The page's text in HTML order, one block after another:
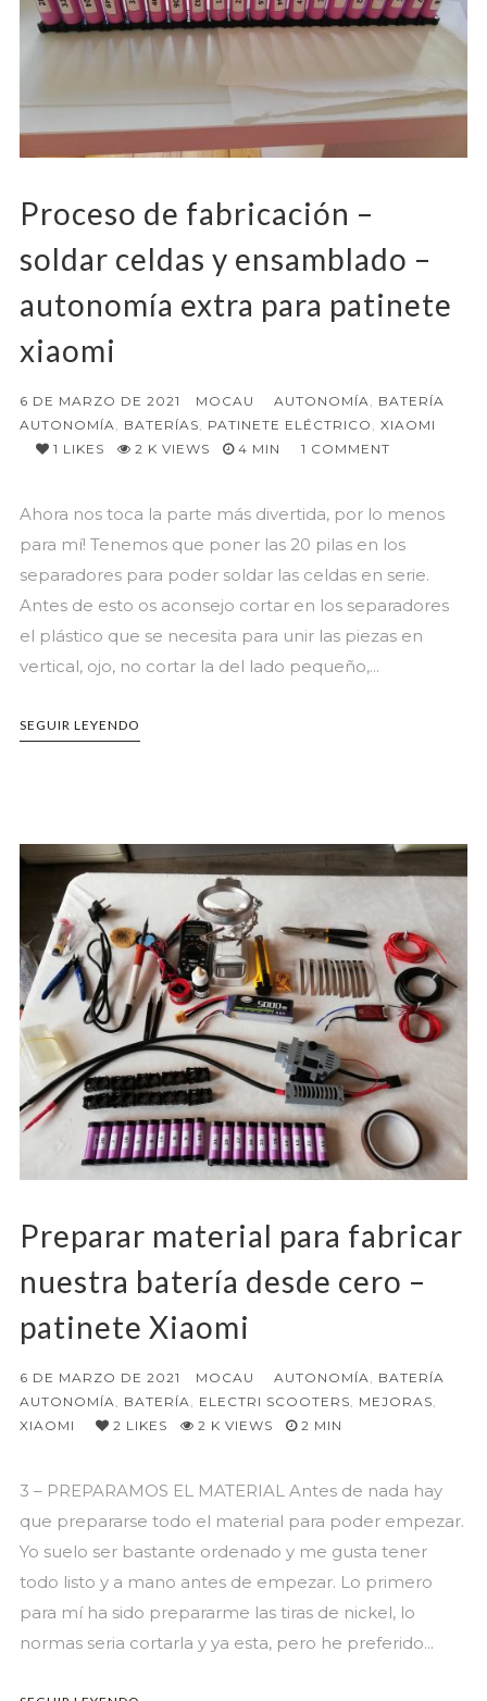
Proceso de fabricación –
soldar celdas y ensamblado –
autonomía extra para patinete
xiaomi
6 DE MARZO DE 2021 MOCAU AUTONOMÍA
BATERÍA
AUTONOMÍA
BATERÍAS PATINETE ELÉCTRICO
XIAOMI
1 LIKES 2 K VIEWS 4 MIN 1 COMMENT
Ahora nos toca la parte más divertida, por lo menos
para mí! Tenemos que poner las 20 pilas en los
separadores para poder soldar las celdas en serie.
Antes de esto os aconsejo cortar en los separadores
el plástico que se necesita para unir las piezas en
vertical, ojo, no cortar la del lado pequeño,...
SEGUIR LEYENDO
Preparar material para fabricar
nuestra batería desde cero –
patinete Xiaomi
6 DE MARZO DE 2021 MOCAU AUTONOMÍA, BATERÍA
AUTONOMÍA, BATERÍA, ELECTRI SCOOTERS, MEJORAS,
XIAOMI
2 LIKES 2 K VIEWS 2 MIN
3 – PREPARAMOS EL MATERIAL Antes de nada hay
que prepararse todo el material para poder empezar.
Yo suelo ser bastante ordenado y me gusta tener
todo listo y a mano antes de empezar. Lo primero
para mí ha sido prepararme las tiras de nickel, lo
normas seria cortarla y ya esta, pero he preferido...